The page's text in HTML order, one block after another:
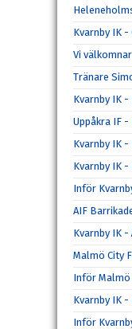
Kvarnby IK
Vi
Tränare
Kvarnby IK
Uppåkra IF
Kvarnby IK
Kvarnby IK
Inför
AIF
Kvarnby IK
Malmö City
Inför Malmö
Kvarnby IK
Inför